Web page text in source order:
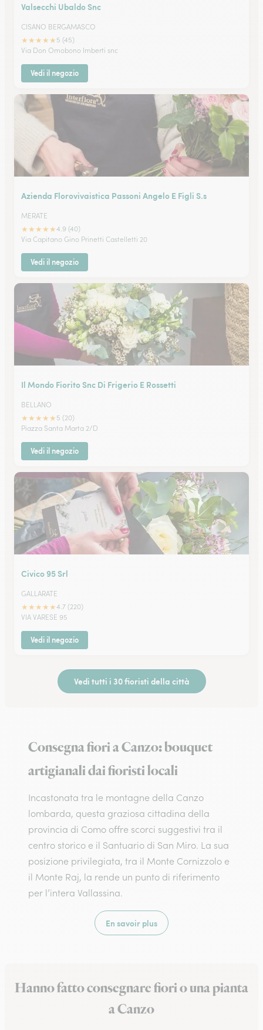
Valsecchi Ubaldo Snc
CISANO BERGAMASCO
★★★★★ 5 (45)
Via Don Omobono Imberti snc
Vedi il negozio
Azienda Florovivaistica Passoni Angelo E Figli S.s
MERATE
★★★★★4.9 (40)
Via Capitano Gino Prinetti Castelletti 20
Vedi il negozio
Il Mondo Fiorito Snc Di Frigerio E Rossetti
BELLANO
★★★★★ 5 (20)
Piazza Santa Marta 2/D
Vedi il negozio
Civico 95 Srl
GALLARATE
★★★★★4.7 (220)
VIA VARESE 95
Vedi il negozio
Vedi tutti i 30 fioristi della città
Consegna fiori a Canzo: bouquet
artigianali dai fioristi locali
Incastonata tra le montagne della Canzo
lombarda, questa graziosa cittadina della
provincia di Como offre scorci suggestivi tra il
centro storico e il Santuario di San Miro. La sua
posizione privilegiata, tra il Monte Cornizzolo e
il Monte Raj, la rende un punto di riferimento
per l’intera Vallassina.
En savoir plus
Hanno fatto consegnare fiori o una pianta
a Canzo